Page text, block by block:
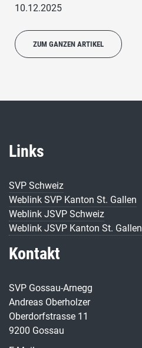
10.12.2025
ZUM GANZEN ARTIKEL
Links
SVP Schweiz
Weblink SVP Kanton St. Gallen
Weblink JSVP Schweiz
Weblink JSVP Kanton St. Gallen
Kontakt
SVP Gossau-Arnegg
Andreas Oberholzer
Oberdorfstrasse 11
9200 Gossau